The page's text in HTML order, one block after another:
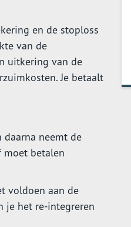
en de stoploss
van de
uitkering van de
Je betaalt
daarna neemt de
moet betalen
voldoen aan de
je het re-integreren